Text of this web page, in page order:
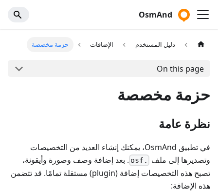
OsmAnd
دليل المستخدم الإضافات حزمة مخصصة
On this page
حزمة مخصصة
نظرة عامة
في تطبيق OsmAnd، يمكنك إنشاء العديد من التخصيصات
وتصديرها إلى ملف
.osf
. بعد إضافة وصف وصورة وأيقونة،
تصبح هذه التخصيصات إضافة (plugin) مستقلة تمامًا. قد تتضمن
هذه الإضافة: